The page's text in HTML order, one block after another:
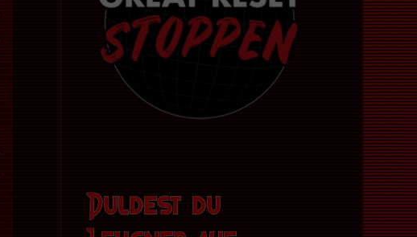
Duldest du